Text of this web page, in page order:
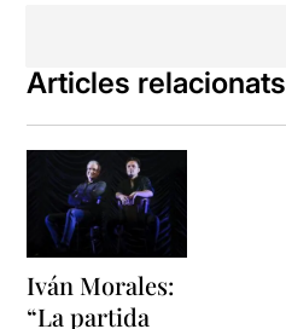
Articles relacionats
Iván Morales:
“La partida